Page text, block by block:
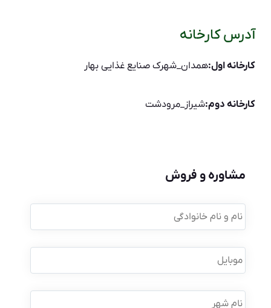
آدرس کارخانه
کارخانه اول:همدان_شهرک صنایع غذایی بهار
کارخانه دوم:شیراز_مرودشت
مشاوره و فروش
نام
و
نام
موبایل *
نام
شهر